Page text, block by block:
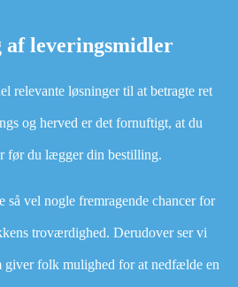
af leveringsmidler
relevante løsninger til at betragte ret
og herved er det fornuftigt, at du
før du lægger din bestilling.
så vel nogle fremragende chancer for
troværdighed. Derudover ser vi
giver folk mulighed for at nedfælde en